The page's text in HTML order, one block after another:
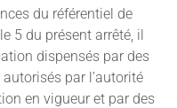
du référentiel de
5 du présent arrêté, il
dispensés par des
par l’autorité
en vigueur et par des